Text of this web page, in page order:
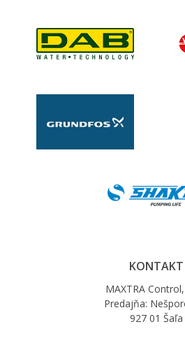
KONTAKT
MAXTRA
Predajňa:
927 01 Šaľa